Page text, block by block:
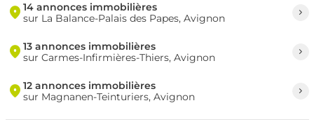
14 annonces immobilières
sur La Balance-Palais des Papes, Avignon
13 annonces immobilières
sur Carmes-Infirmières-Thiers, Avignon
12 annonces immobilières
sur Magnanen-Teinturiers, Avignon